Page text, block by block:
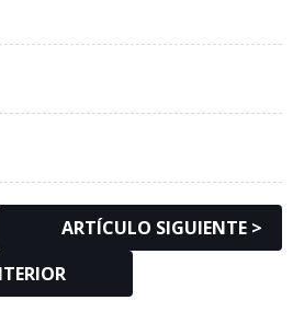
ARTÍCULO SIGUIENTE >